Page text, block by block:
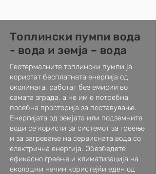
Топлински пумпи вода
- вода и земја – вода
Геотермалните топлински пумпи ја
користат бесплатната енергија од
околината, работат без емисии во
самата зграда, а не им е потребна
посебна просторија за поставување.
Енергијата од земјата или подземните
води се користи за системот за греење
и за загревање на сервисната вода со
електрична енергија. Обезбедете
ефикасно греење и климатизација на
еколошки начин користејќи еден од